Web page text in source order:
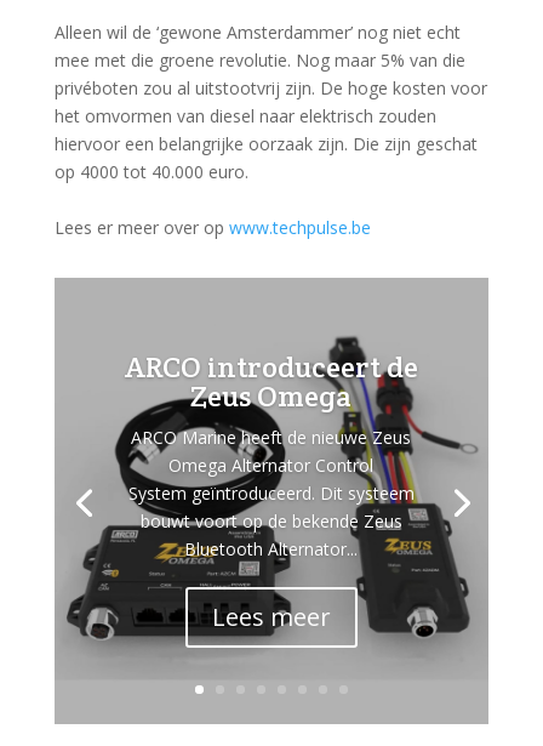
Alleen wil de ‘gewone Amsterdammer’ nog niet echt
mee met die groene revolutie. Nog maar 5% van die
privéboten zou al uitstootvrij zijn. De hoge kosten voor
het omvormen van diesel naar elektrisch zouden
hiervoor een belangrijke oorzaak zijn. Die zijn geschat
op 4000 tot 40.000 euro.
Lees er meer over op www.techpulse.be
ARCO introduceert de
Zeus Omega
ARCO Marine heeft de nieuwe Zeus
Omega Alternator Control
System geïntroduceerd. Dit systeem
bouwt voort op de bekende Zeus
Bluetooth Alternator...
Lees meer